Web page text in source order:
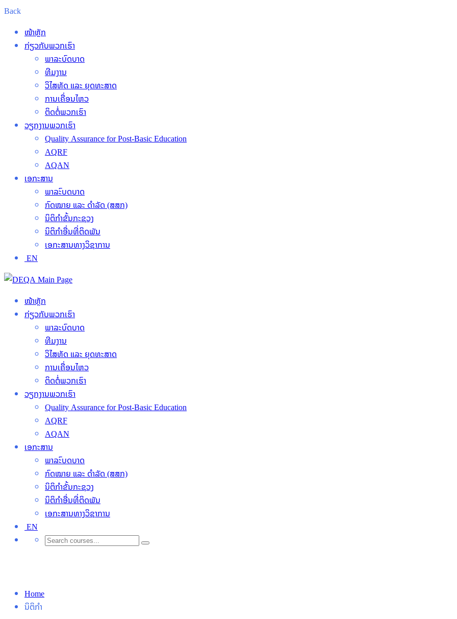
Back
ໜ້າຫຼັກ
ກ່ຽວກັບພວກເຮົາ
ພາລະບົດບາດ
ທີມງານ
ວິໄສທັດ ແລະ ຍຸດທະສາດ
ການເຄື່ອນໄຫວ
ຕິດຕໍ່ພວກເຮົາ
ວຽກງານພວກເຮົາ
Quality Assurance for Post-Basic Education
AQRF
AQAN
ເອກະສານ
ພາລະົບດບາດ
ກົດໝາຍ ແລະ ດຳລັດ (ສສກ)
ນິຕິກຳຂັ້ນກະຊວງ
ນິຕິກໍາອື່ນທີ່ຕິດພັນ
ເອກະສານທາງວິຊາການ
EN
ໜ້າຫຼັກ
ກ່ຽວກັບພວກເຮົາ
ພາລະບົດບາດ
ທີມງານ
ວິໄສທັດ ແລະ ຍຸດທະສາດ
ການເຄື່ອນໄຫວ
ຕິດຕໍ່ພວກເຮົາ
ວຽກງານພວກເຮົາ
Quality Assurance for Post-Basic Education
AQRF
AQAN
ເອກະສານ
ພາລະົບດບາດ
ກົດໝາຍ ແລະ ດຳລັດ (ສສກ)
ນິຕິກຳຂັ້ນກະຊວງ
ນິຕິກໍາອື່ນທີ່ຕິດພັນ
ເອກະສານທາງວິຊາການ
EN
Home
ນິຕິກໍາ